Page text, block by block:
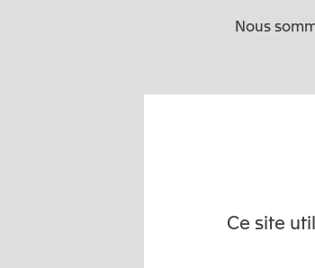
Nous
Ce site